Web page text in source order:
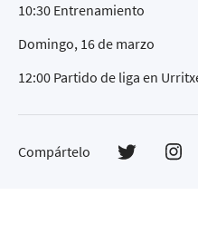
10:30 Entrenamiento
Domingo, 16 de marzo
12:00 Partido de liga en
Compártelo